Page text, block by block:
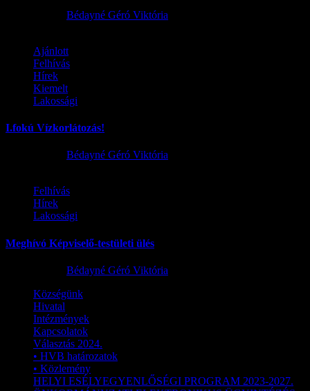
Bédayné Géró Viktória
Ajánlott
Felhívás
Hírek
Kiemelt
Lakossági
I.fokú Vízkorlátozás!
Bédayné Géró Viktória
Felhívás
Hírek
Lakossági
Meghívó Képviselő-testületi ülés
Bédayné Géró Viktória
Községünk
Hivatal
Intézmények
Kapcsolatok
Választás 2024.
• HVB határozatok
• Közlemény
HELYI ESÉLYEGYENLŐSÉGI PROGRAM 2023-2027.